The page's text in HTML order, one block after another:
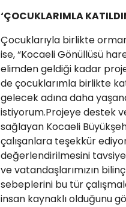
‘ÇOCUKLARIMLA
Çocuklarıyla birlikte
ise, “Kocaeli Gönüllüsü
elimden geldiği kadar
de çocuklarımla birlikte
gelecek adına daha
istiyorum.Projeye destek
sağlayan Kocaeli
çalışanlara teşekkür
değerlendirilmesini tavsiye
ve vatandaşlarımızın
sebeplerini bu tür
insan kaynaklı olduğunu